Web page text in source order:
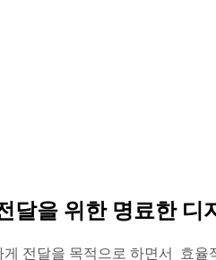
달을 위한 명료한 디
전달을 목적으로 하면서 효율